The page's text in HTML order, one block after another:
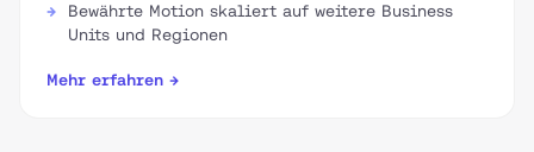
Bewährte Motion skaliert auf weitere Business
Units und Regionen
Mehr erfahren →